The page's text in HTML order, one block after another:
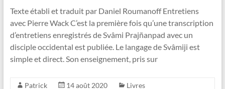
Texte établi et traduit par Daniel Roumanoff Entretiens
avec Pierre Wack C’est la première fois qu’une transcription
d’entretiens enregistrés de Svâmi Prajñanpad avec un
disciple occidental est publiée. Le langage de Svâmiji est
simple et direct. Son enseignement, pris sur
Patrick 14 août 2020
Livres